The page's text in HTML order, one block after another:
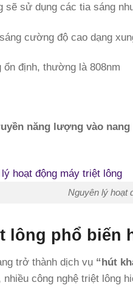
sẽ sử dụng các tia sáng
cường độ cao dạng
định, thường là 808nm
năng lượng vào
Nguyên lý hoạt
lông phổ biến
trở thành dịch vụ “hút
nhiều công nghệ triệt lông